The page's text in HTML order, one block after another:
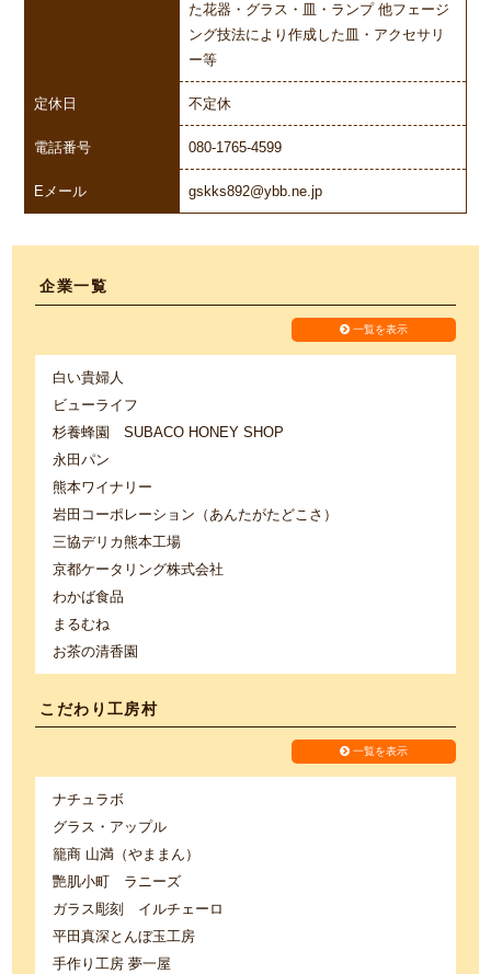
た花器・グラス・皿・ランプ 他フェージ
ング技法により作成した皿・アクセサリ
ー等
定休日 不定休
電話番号 080-1765-4599
Eメール gskks892@ybb.ne.jp
企業一覧
一覧を表示
白い貴婦人
ビューライフ
杉養蜂園 SUBACO HONEY SHOP
永田パン
熊本ワイナリー
岩田コーポレーション（あんたがたどこさ）
三協デリカ熊本工場
京都ケータリング株式会社
わかば食品
まるむね
お茶の清香園
こだわり工房村
一覧を表示
ナチュラボ
グラス・アップル
籠商 山満（やままん）
艷肌小町 ラニーズ
ガラス彫刻 イルチェーロ
平田真深とんぼ玉工房
手作り工房 夢一屋